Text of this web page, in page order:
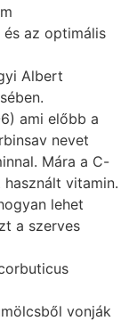
az optimális
Albert
ami előbb a
nevet
Mára a C-
vitamin.
lehet
a szerves
vonják